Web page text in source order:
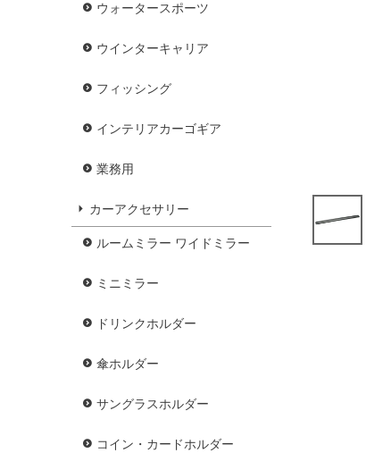
ウォータースポーツ
ウインターキャリア
フィッシング
インテリアカーゴギア
業務用
カーアクセサリー
ルームミラー ワイドミラー
ミニミラー
ドリンクホルダー
傘ホルダー
サングラスホルダー
コイン・カードホルダー